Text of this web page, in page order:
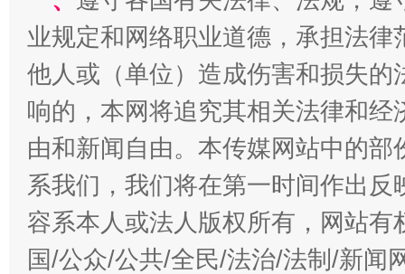
魏明
“刷贴”乱象丛生
生
业规定和网络职业道德，承担法
他人或（单位）造成伤害和损失
响的，本网将追究其相关法律和
由和新闻自由。本传媒网站中的
系我们，我们将在第一时间作出
容系本人或法人版权所有，网站
国/公众/公共/全民/法治/法制/新闻